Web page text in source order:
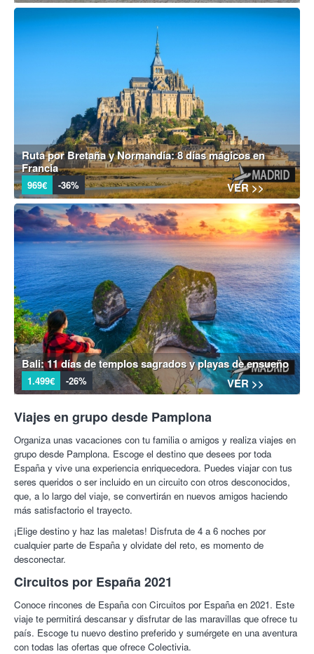
Ruta por Bretaña y Normandía: 8 días mágicos en
Francia
969€ -36% VER >>
Bali: 11 días de templos sagrados y playas de ensueño
1.499€ -26% VER >>
Viajes en grupo desde Pamplona
Organiza unas vacaciones con tu familia o amigos y realiza viajes en
grupo desde Pamplona. Escoge el destino que desees por toda
España y vive una experiencia enriquecedora. Puedes viajar con tus
seres queridos o ser incluido en un circuito con otros desconocidos,
que, a lo largo del viaje, se convertirán en nuevos amigos haciendo
más satisfactorio el trayecto.
¡Elige destino y haz las maletas! Disfruta de 4 a 6 noches por
cualquier parte de España y olvidate del reto, es momento de
desconectar.
Circuitos por España 2021
Conoce rincones de España con Circuitos por España en 2021. Este
viaje te permitirá descansar y disfrutar de las maravillas que ofrece tu
país. Escoge tu nuevo destino preferido y sumérgete en una aventura
con todas las ofertas que ofrece Colectivia.